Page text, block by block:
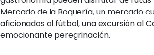
Mercado de la Boquería, un mercado
aficionados al fútbol, ​​una excursión al
emocionante peregrinación.